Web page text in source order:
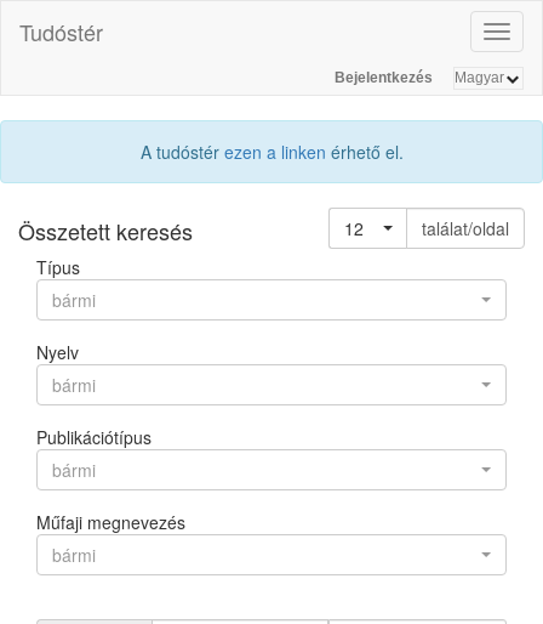
Tudóstér
Bejelentkezés
A tudóstér ezen a linken érhető el.
Összetett keresés 12
találat/oldal
Típus
bármi
Nyelv
bármi
Publikációtípus
bármi
Műfaji megnevezés
bármi